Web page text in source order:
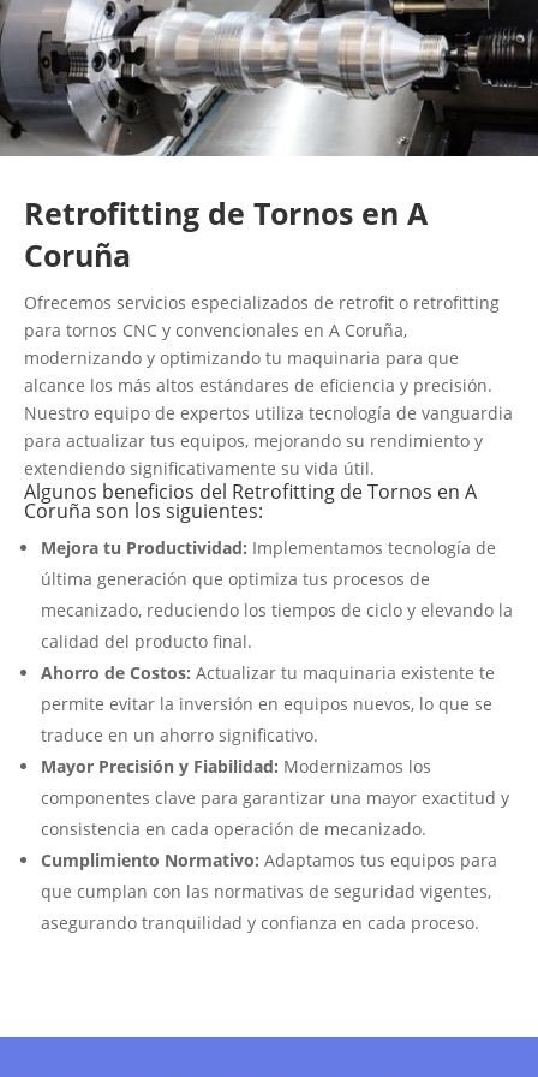
Retrofitting de Tornos en A
Coruña
Ofrecemos servicios especializados de retrofit o retrofitting
para tornos CNC y convencionales en A Coruña,
modernizando y optimizando tu maquinaria para que
alcance los más altos estándares de eficiencia y precisión.
Nuestro equipo de expertos utiliza tecnología de vanguardia
para actualizar tus equipos, mejorando su rendimiento y
extendiendo significativamente su vida útil.
Algunos beneficios del Retrofitting de Tornos en A
Coruña son los siguientes:
Mejora tu Productividad: Implementamos tecnología de
última generación que optimiza tus procesos de
mecanizado, reduciendo los tiempos de ciclo y elevando la
calidad del producto final.
Ahorro de Costos: Actualizar tu maquinaria existente te
permite evitar la inversión en equipos nuevos, lo que se
traduce en un ahorro significativo.
Mayor Precisión y Fiabilidad: Modernizamos los
componentes clave para garantizar una mayor exactitud y
consistencia en cada operación de mecanizado.
Cumplimiento Normativo: Adaptamos tus equipos para
que cumplan con las normativas de seguridad vigentes,
asegurando tranquilidad y confianza en cada proceso.